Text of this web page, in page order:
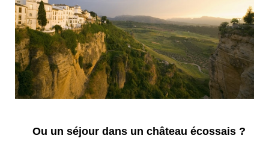
Ou un séjour dans un château écossais ?